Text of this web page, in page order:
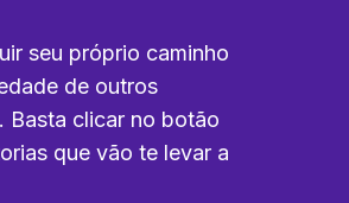
seu próprio caminho
de outros
Basta clicar no botão
que vão te levar a